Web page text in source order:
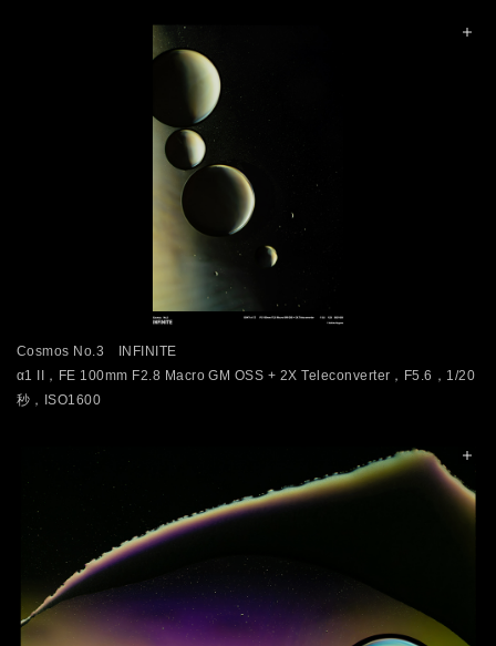
Cosmos No.3 INFINITE
α1 II，FE 100mm F2.8 Macro GM OSS + 2X Teleconverter，F5.6，1/20
秒，ISO1600